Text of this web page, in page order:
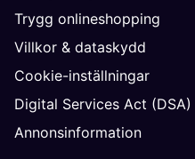
Trygg onlineshopping
Villkor & dataskydd
Cookie-inställningar
Digital Services Act (DSA)
Annonsinformation